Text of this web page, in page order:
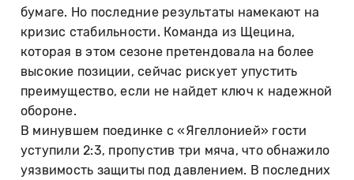
бумаге. Но последние результаты намекают на
кризис стабильности. Команда из Щецина,
которая в этом сезоне претендовала на более
высокие позиции, сейчас рискует упустить
преимущество, если не найдет ключ к надежной
обороне.
В минувшем поединке с «Ягеллонией» гости
уступили 2:3, пропустив три мяча, что обнажило
уязвимость защиты под давлением. В последних